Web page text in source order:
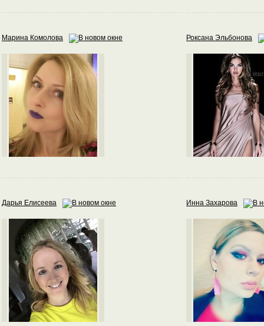
Марина Комолова Роксана Эльбонова
Дарья Елисеева Инна Захарова